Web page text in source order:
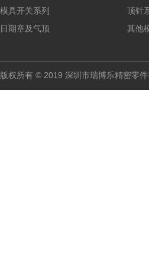
模具开关系列
顶针
日期章及气顶
其他
版权所有 © 2019 深圳市瑞博乐精密零